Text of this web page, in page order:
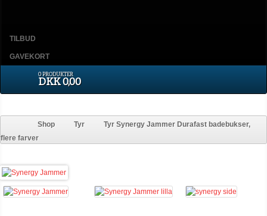
TILBUD
GAVEKORT
0 PRODUKTER
DKK 0,00
Shop Tyr
Tyr Synergy Jammer Durafast badebukser,
flere farver